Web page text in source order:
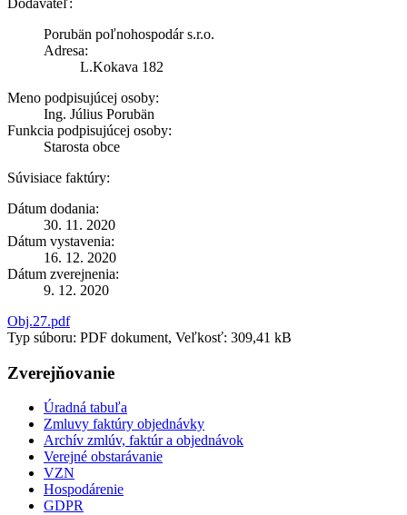
Porubän poľnohospodár s.r.o.
Adresa:
L.Kokava 182
Meno podpisujúcej osoby:
Ing. Július Porubän
Funkcia podpisujúcej osoby:
Starosta obce
Súvisiace faktúry:
Dátum dodania:
30. 11. 2020
Dátum vystavenia:
16. 12. 2020
Dátum zverejnenia:
9. 12. 2020
Obj.27.pdf
Typ súboru: PDF dokument, Veľkosť: 309,41 kB
Zverejňovanie
Úradná tabuľa
Zmluvy faktúry objednávky
Archív zmlúv, faktúr a objednávok
Verejné obstarávanie
VZN
Hospodárenie
GDPR